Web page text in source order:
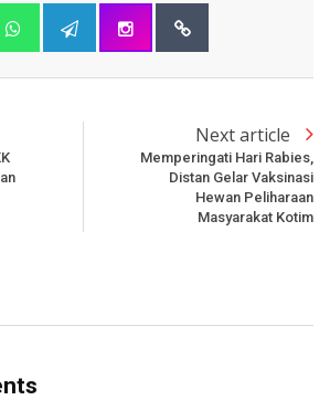
Next article
Memperingati Hari Rabies,
Distan Gelar Vaksinasi
Hewan Peliharaan
Masyarakat Kotim